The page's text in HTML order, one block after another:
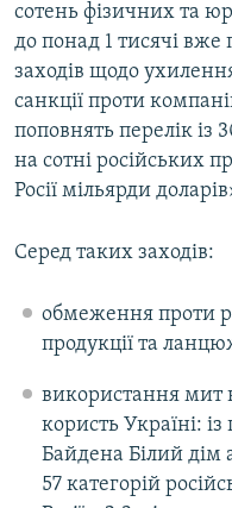
сотень фізичних та
до понад 1 тисячі
заходів щодо
санкції проти
поповнять перелік із
на сотні російських
Росії мільярди
Серед таких заходів:
обмеження проти
продукції та
використання мит
користь Україні:
Байдена Білий дім
57 категорій